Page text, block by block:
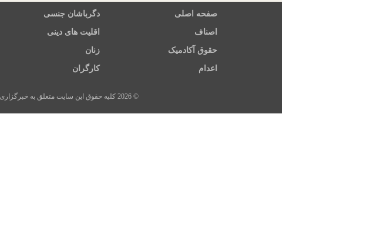
صفحه اصلی دگرباشان جنسی
اصناف اقلیت های دینی
حقوق آکادمیک زنان
اعدام کارگران
© 2026 کلیه حقوق این سایت متعلق به خبرگزاری هرانا، ارگان خبری مجموعه فعالان حقوق بشر در ایران است